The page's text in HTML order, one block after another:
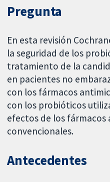
Pregunta
En esta revisión
la seguridad de los
tratamiento de la
en pacientes no
con los fármacos
con los probióticos
efectos de los
convencionales.
Antecedentes